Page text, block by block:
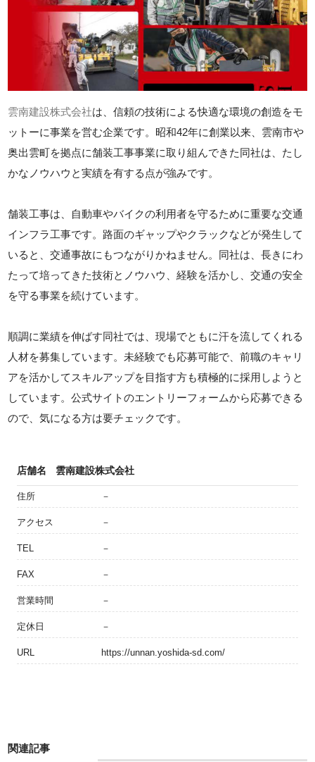
雲南建設株式会社は、信頼の技術による快適な環境の創造をモ
ットーに事業を営む企業です。昭和42年に創業以来、雲南市や
奥出雲町を拠点に舗装工事事業に取り組んできた同社は、たし
かなノウハウと実績を有する点が強みです。
舗装工事は、自動車やバイクの利用者を守るために重要な交通
インフラ工事です。路面のギャップやクラックなどが発生して
いると、交通事故にもつながりかねません。同社は、長きにわ
たって培ってきた技術とノウハウ、経験を活かし、交通の安全
を守る事業を続けています。
順調に業績を伸ばす同社では、現場でともに汗を流してくれる
人材を募集しています。未経験でも応募可能で、前職のキャリ
アを活かしてスキルアップを目指す方も積極的に採用しようと
しています。公式サイトのエントリーフォームから応募できる
ので、気になる方は要チェックです。
店舗名 雲南建設株式会社
住所 －
アクセス －
TEL －
FAX －
営業時間 －
定休日 －
URL https://unnan.yoshida-sd.com/
関連記事